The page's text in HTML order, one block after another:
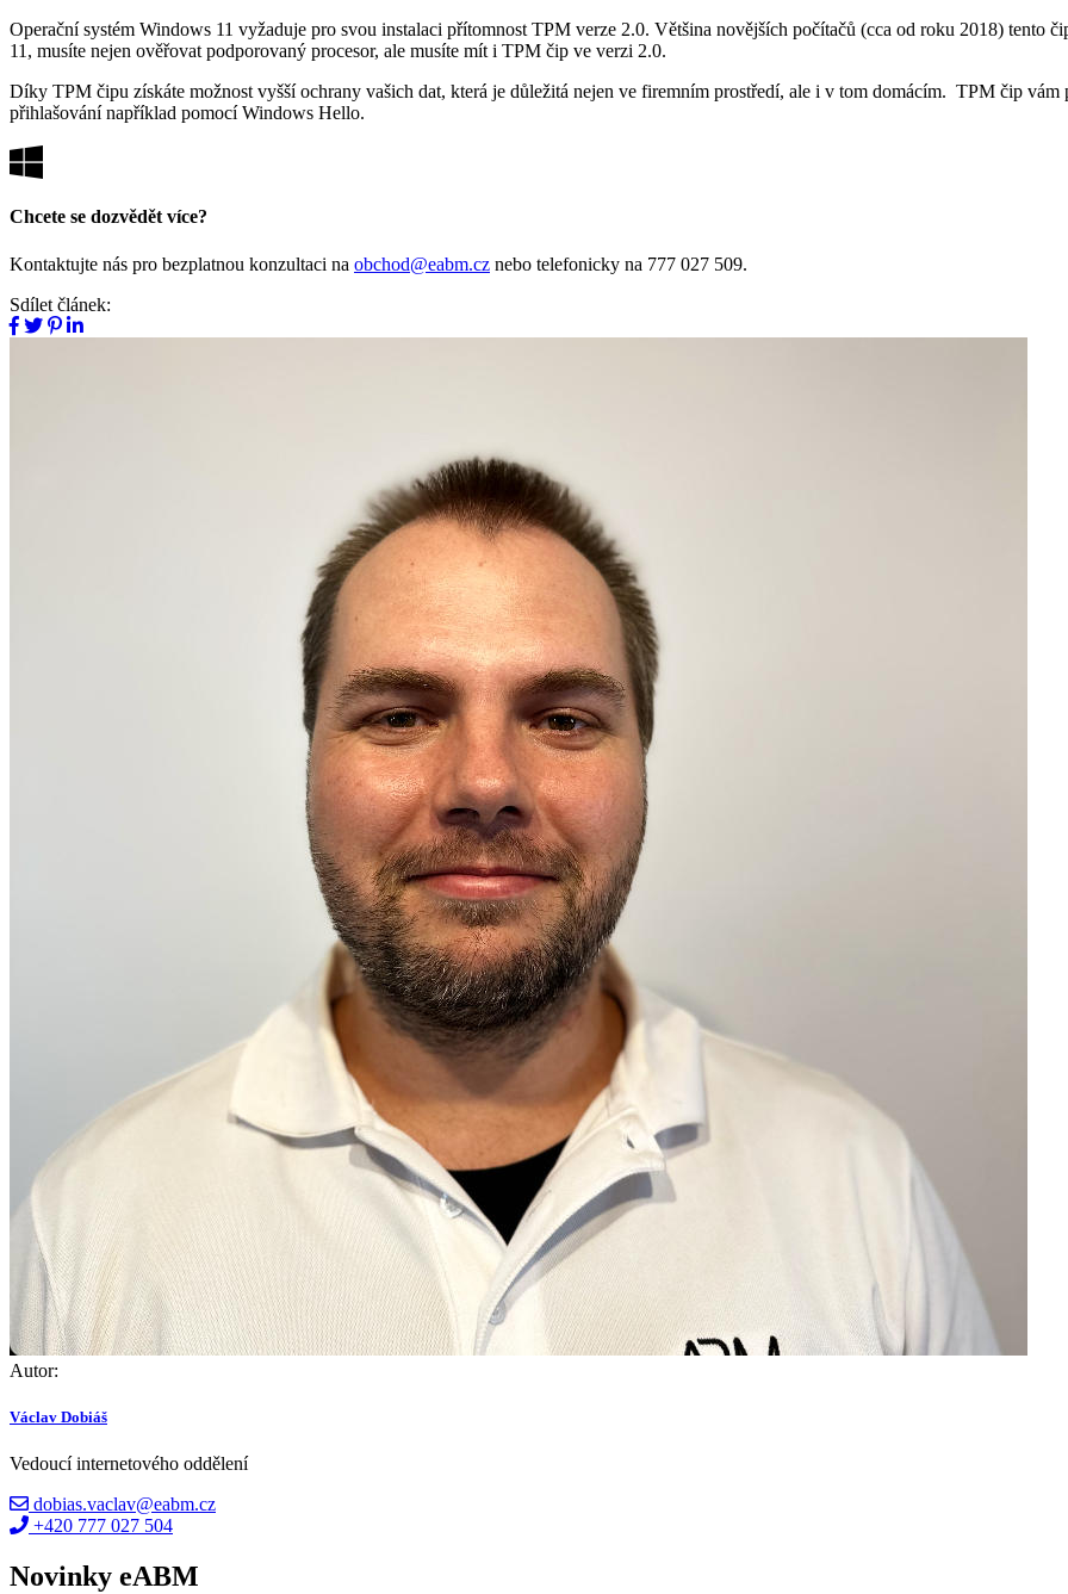
Operační systém Windows 11 vyžaduje pro svou instalaci přítomnost TPM verze 2.0. Většina novějších počítačů (cca od roku 2018) tento
11, musíte nejen ověřovat podporovaný procesor, ale musíte mít i TPM čip ve verzi 2.0.
Díky TPM čipu získáte možnost vyšší ochrany vašich dat, která je důležitá nejen ve firemním prostředí, ale i v tom domácím. TPM čip
přihlašování například pomocí Windows Hello.
Chcete se dozvědět více?
Kontaktujte nás pro bezplatnou konzultaci na obchod@eabm.cz nebo telefonicky na 777 027 509.
Sdílet článek:
Autor:
Václav Dobiáš
Vedoucí internetového oddělení
dobias.vaclav@eabm.cz
+420 777 027 504
Novinky eABM